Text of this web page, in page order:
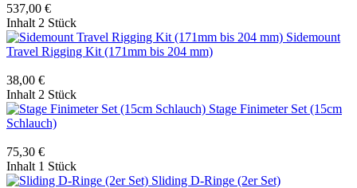
537,00 €
Inhalt 2 Stück
Sidemount
Travel Rigging Kit (171mm bis 204 mm)
38,00 €
Inhalt 2 Stück
Stage Finimeter Set (15cm
Schlauch)
75,30 €
Inhalt 1 Stück
Sliding D-Ringe (2er Set)